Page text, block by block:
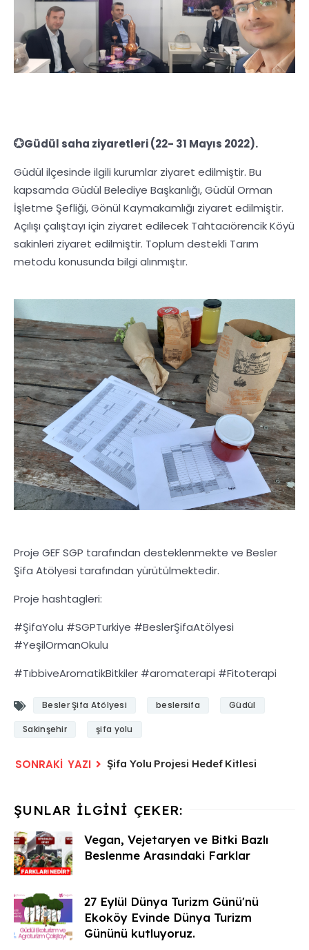
💮Güdül saha ziyaretleri (22- 31 Mayıs 2022).
Güdül ilçesinde ilgili kurumlar ziyaret edilmiştir. Bu
kapsamda Güdül Belediye Başkanlığı, Güdül Orman
İşletme Şefliği, Gönül Kaymakamlığı ziyaret edilmiştir.
Açılışı çalıştayı için ziyaret edilecek Tahtacıörencik Köyü
sakinleri ziyaret edilmiştir. Toplum destekli Tarım
metodu konusunda bilgi alınmıştır.
Proje GEF SGP tarafından desteklenmekte ve Besler
Şifa Atölyesi tarafından yürütülmektedir.
Proje hashtagleri:
#ŞifaYolu #SGPTurkiye #BeslerŞifaAtölyesi
#YeşilOrmanOkulu
#TıbbiveAromatikBitkiler #aromaterapi #Fitoterapi
Besler Şifa Atölyesi beslersifa Güdül
Sakinşehir şifa yolu
Şifa Yolu Projesi Hedef Kitlesi
Vegan, Vejetaryen ve Bitki Bazlı
Beslenme Arasındaki Farklar
27 Eylül Dünya Turizm Günü'nü
Ekoköy Evinde Dünya Turizm
Gününü kutluyoruz.